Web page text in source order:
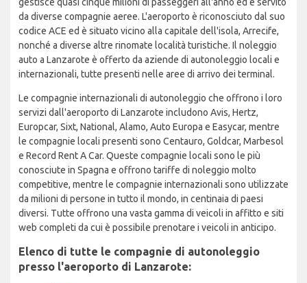
da diverse compagnie aeree. L'aeroporto è riconosciuto dal suo
codice ACE ed è situato vicino alla capitale dell'isola, Arrecife,
nonché a diverse altre rinomate località turistiche. Il noleggio
auto a Lanzarote è offerto da aziende di autonoleggio locali e
internazionali, tutte presenti nelle aree di arrivo dei terminal.
Le compagnie internazionali di autonoleggio che offrono i loro
servizi dall'aeroporto di Lanzarote includono Avis, Hertz,
Europcar, Sixt, National, Alamo, Auto Europa e Easycar, mentre
le compagnie locali presenti sono Centauro, Goldcar, Marbesol
e Record Rent A Car. Queste compagnie locali sono le più
conosciute in Spagna e offrono tariffe di noleggio molto
competitive, mentre le compagnie internazionali sono utilizzate
da milioni di persone in tutto il mondo, in centinaia di paesi
diversi. Tutte offrono una vasta gamma di veicoli in affitto e siti
web completi da cui è possibile prenotare i veicoli in anticipo.
Elenco di tutte le compagnie di autonoleggio
presso l'aeroporto di Lanzarote: